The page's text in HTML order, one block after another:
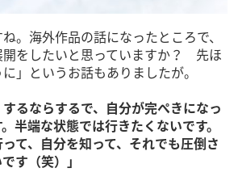
。海外作品の話になったところで、
開をしたいと思っていますか？ 先ほ
」というお話もありましたが。
るならするで、自分が完ぺきになっ
半端な状態では行きたくないです。
て、自分を知って、それでも圧倒さ
す（笑）」